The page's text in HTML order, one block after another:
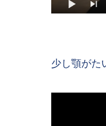
少し顎がた